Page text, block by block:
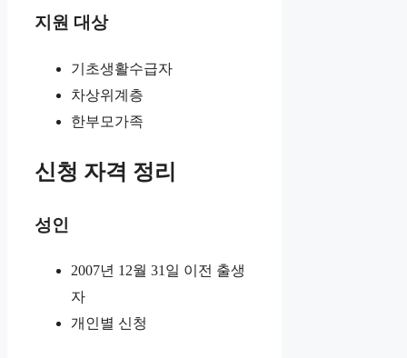
지원 대상
기초생활수급자
차상위계층
한부모가족
신청 자격 정리
성인
2007년 12월 31일 이전 출생
자
개인별 신청